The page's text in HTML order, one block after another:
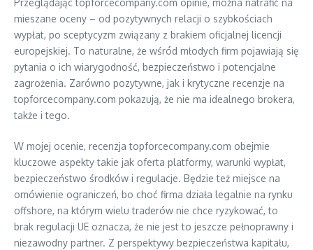
Przeglądając topforcecompany.com opinie, można natrafić na
mieszane oceny – od pozytywnych relacji o szybkościach
wypłat, po sceptycyzm związany z brakiem oficjalnej licencji
europejskiej. To naturalne, że wśród młodych firm pojawiają się
pytania o ich wiarygodność, bezpieczeństwo i potencjalne
zagrożenia. Zarówno pozytywne, jak i krytyczne recenzje na
topforcecompany.com pokazują, że nie ma idealnego brokera,
także i tego.
W mojej ocenie, recenzja topforcecompany.com obejmie
kluczowe aspekty takie jak oferta platformy, warunki wypłat,
bezpieczeństwo środków i regulacje. Będzie też miejsce na
omówienie ograniczeń, bo choć firma działa legalnie na rynku
offshore, na którym wielu traderów nie chce ryzykować, to
brak regulacji UE oznacza, że nie jest to jeszcze pełnoprawny i
niezawodny partner. Z perspektywy bezpieczeństwa kapitału,